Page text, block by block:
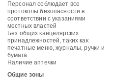
Персонал соблюдает все
протоколы безопасности в
соответствии с указаниями
местных властей
Без общих канцелярских
принадлежностей, таких как
печатные меню, журналы, ручки и
бумага
Наличие аптечки
Общие зоны